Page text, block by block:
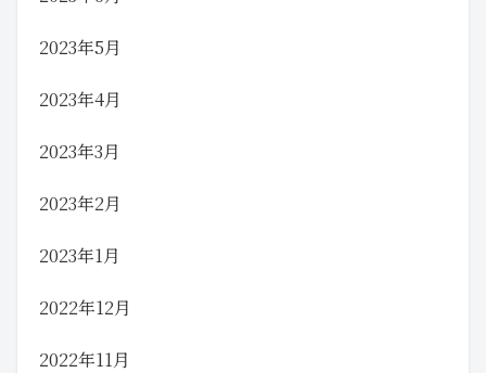
2023年5月
2023年4月
2023年3月
2023年2月
2023年1月
2022年12月
2022年11月